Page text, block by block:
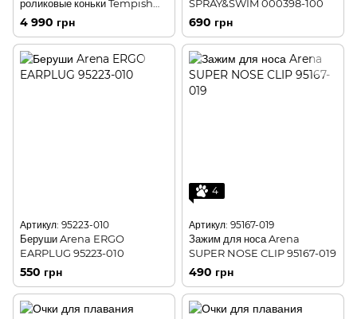
роликовые коньки Tempish
GT 300 -31-34
4 990 грн
SPRAY&SWIM 000398-100
690 грн
Артикул: 95223-010
Беруши Arena ERGO
EARPLUG 95223-010
550 грн
4
Артикул: 95167-019
Зажим для носа Arena
SUPER NOSE CLIP 95167-019
490 грн